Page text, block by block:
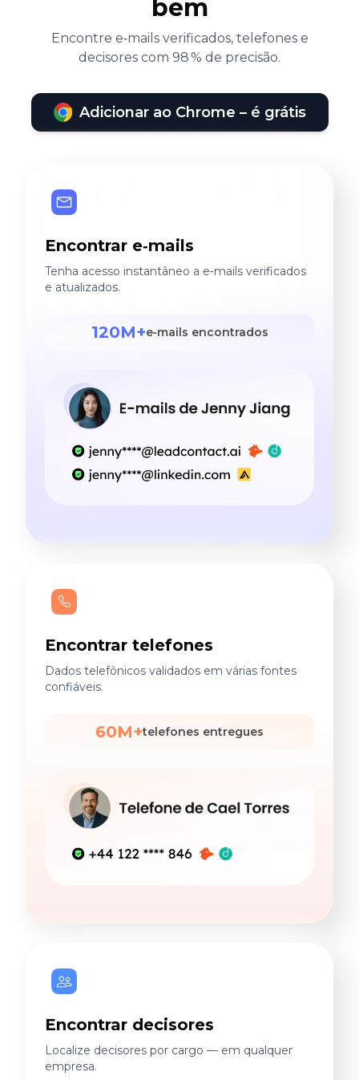
bem
Encontre e‑mails verificados, telefones e
decisores com 98 % de precisão.
Adicionar ao Chrome – é grátis
Encontrar e‑mails
Tenha acesso instantâneo a e‑mails verificados
e atualizados.
120M+e‑mails encontrados
Encontrar telefones
Dados telefônicos validados em várias fontes
confiáveis.
60M+telefones entregues
Encontrar decisores
Localize decisores por cargo — em qualquer
empresa.